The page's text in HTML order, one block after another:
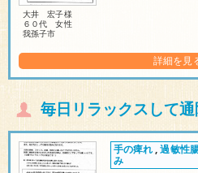
大井 宏子様
６０代 女性
我孫子市
詳細を見
毎日リラックスして通
手の痺れ,過敏性
み